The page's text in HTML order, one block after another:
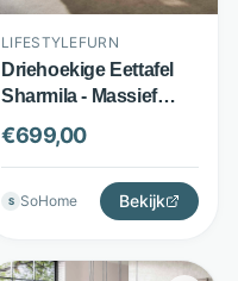
LIFESTYLEFURN
Driehoekige Eettafel
Sharmila - Massief
mangohout - 150 x 150
cm - Bruin -
LifestyleFurn
€699,00
S SoHome Bekijk